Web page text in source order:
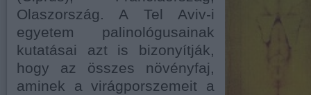
Olaszország. A Tel Aviv-i
egyetem palinológusainak
kutatásai azt is bizonyítják,
hogy az összes növényfaj,
aminek a virágporszemeit a